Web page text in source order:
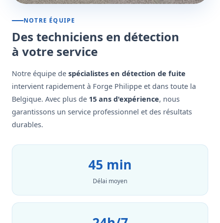
NOTRE ÉQUIPE
Des techniciens en détection
à votre service
Notre équipe de spécialistes en détection de fuite
intervient rapidement à Forge Philippe et dans toute la
Belgique. Avec plus de 15 ans d'expérience, nous
garantissons un service professionnel et des résultats
durables.
45 min
Délai moyen